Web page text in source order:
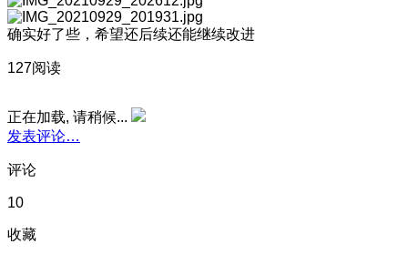
确实好了些，希望还后续还能继续改进
127阅读
正在加载, 请稍候...
发表评论…
评论
10
收藏